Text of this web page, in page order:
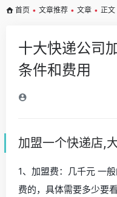
首页 • 文章推荐 • 文章 • 正文
十大快递公司
条件和费用
加盟一个快递店,
1、加盟费：几千元 一
费的，具体需要多少要